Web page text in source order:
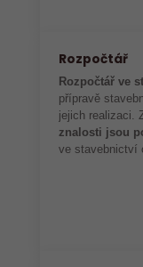
Rozpočtář
Rozpočtář ve
přípravě
jejich realizaci.
znalosti jsou
ve stavebnictví